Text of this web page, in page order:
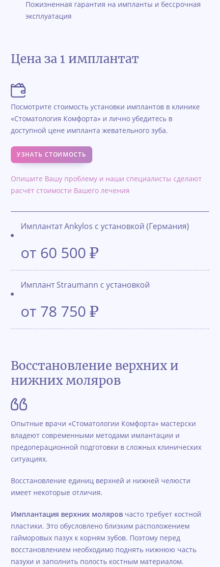
Пожизненная гарантия на импланты и бессрочная
эксплуатация
Цена за 1 имплантат
Посмотрите стоимость установки имплантов в клинике
«Стоматология Комфорта» и лично убедитесь в
доступной цене импланта жевательного зуба.
УЗНАТЬ СТОИМОСТЬ
Опишите Вашу проблему и наши специалисты сделают
расчёт стоимости Вашего лечения
Имплантат Ankylos с установкой (Германия)
от 60 500 ₽
Имплант Straumann с установкой
от 78 750 ₽
Восстановление верхних и
нижних моляров
Опытные врачи «Стоматологии Комфорта» мастерски
владеют современными методами имлантации и
предоперационной подготовки в сложных клинических
ситуациях.
Восстановление единиц верхней и нижней челюсти
имеет некоторые отличия.
Имплантация верхних моляров часто требует костной
пластики. Это обусловлено близким расположением
гайморовых пазух к корням зубов. Поэтому перед
восстановлением необходимо поднять нижнюю часть
пазухи и заполнить полость костным материалом.